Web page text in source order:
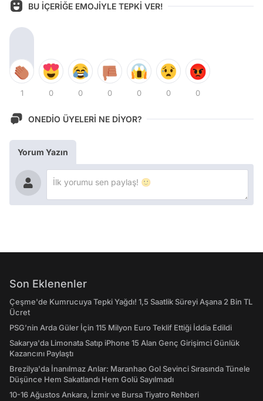
BU İÇERİĞE EMOJİYLE TEPKİ VER!
1 0 0 0 0 0 0
ONEDİO ÜYELERİ NE DİYOR?
Yorum Yazın
Son Eklenenler
Çeşme'de Kumrucuya Tepki Yağdı! 1,5 Saatlik Süreyi Aşana 2 Bin TL
Ücret
PSG’nin Arda Güler İçin 115 Milyon Euro Teklif Ettiği İddia Edildi
Sakarya'da Limonata Satıp iPhone 15 Alan Genç Girişimci Günlük
Kazancını Paylaştı
Brezilya'da İnanılmaz Anlar: Maranhao Gol Sevinci Sırasında Tünele
Düşünce Hem Sakatlandı Hem Golü Sayılmadı
10-16 Ağustos Ankara, İzmir ve Bursa Tiyatro Rehberi